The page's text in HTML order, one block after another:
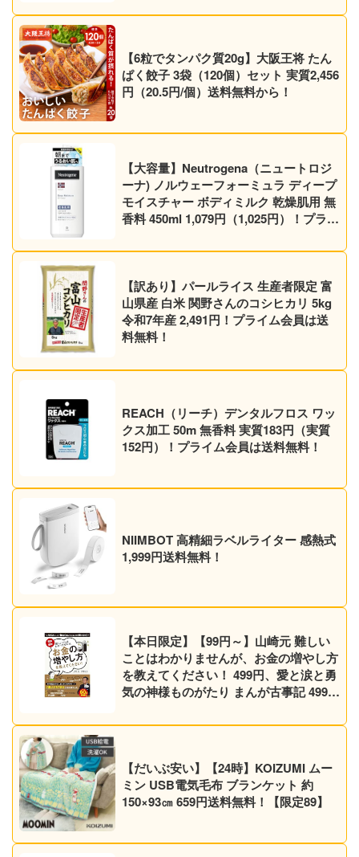
【6粒でタンパク質20g】大阪王将 たん
ぱく餃子 3袋（120個）セット 実質2,456
円（20.5円/個）送料無料から！
【大容量】Neutrogena（ニュートロジ
ーナ) ノルウェーフォーミュラ ディープ
モイスチャー ボディミルク 乾燥肌用 無
香料 450ml 1,079円（1,025円）！プライ
【訳あり】パールライス 生産者限定 富
山県産 白米 関野さんのコシヒカリ 5kg
令和7年産 2,491円！プライム会員は送
料無料！
REACH（リーチ）デンタルフロス ワッ
クス加工 50m 無香料 実質183円（実質
152円）！プライム会員は送料無料！
NIIMBOT 高精細ラベルライター 感熱式
1,999円送料無料！
【本日限定】【99円～】山崎元 難しい
ことはわかりませんが、お金の増やし方
を教えてください！ 499円、愛と涙と勇
気の神様ものがたり まんが古事記 499円
【だいぶ安い】【24時】KOIZUMI ムー
ミン USB電気毛布 ブランケット 約
150×93㎝ 659円送料無料！【限定89】